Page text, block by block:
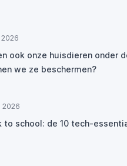
2026
ook onze huisdieren onder
we ze beschermen?
2026
to school: de 10 tech-